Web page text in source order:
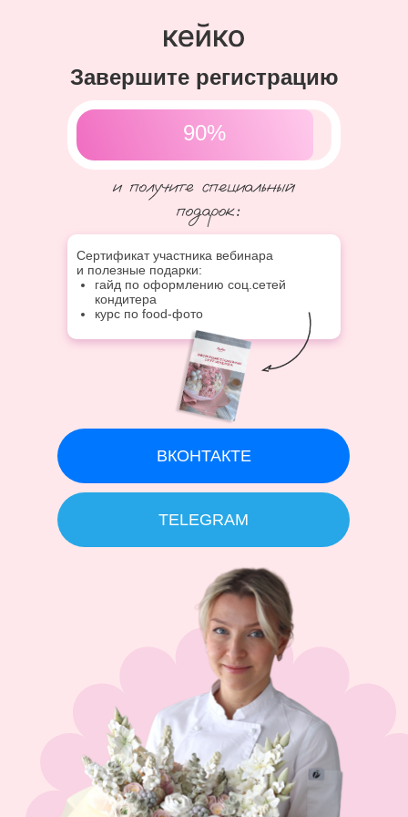
Завершите регистрацию
90%
ВКОНТАКТЕ
TELEGRAM
Сертификат участника вебинара
и полезные подарки:
гайд по оформлению соц.сетей
кондитера
курс по food-фото
АНО ДПО “Академия кондитерского искусства”
ИНН 5407982134
ОГРН 1215400030010
help@keyco.ru
Политика конфиденциальности
Договор оферты